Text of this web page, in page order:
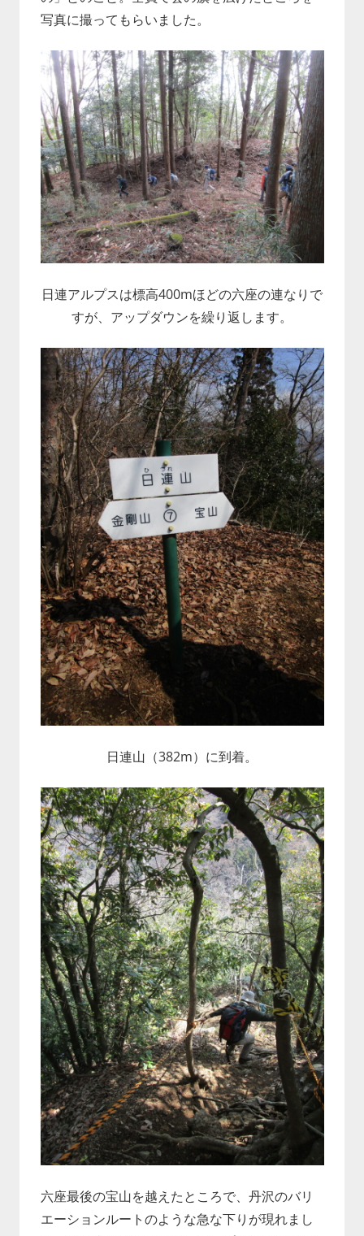
写真に撮ってもらいました。
日連アルプスは標高400mほどの六座の連なりで
すが、アップダウンを繰り返します。
日連山（382m）に到着。
六座最後の宝山を越えたところで、丹沢のバリ
エーションルートのような急な下りが現れまし